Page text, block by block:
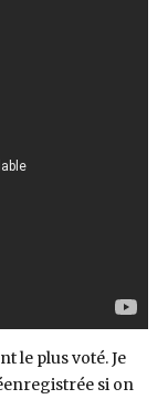
le plus voté. Je
si on